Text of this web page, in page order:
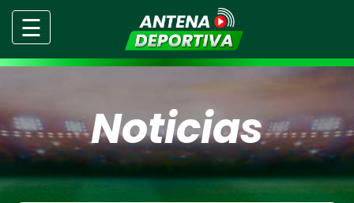
☰
Noticias